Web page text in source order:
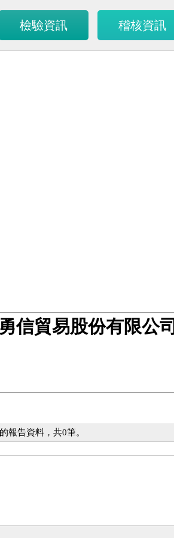
檢驗資訊 稽核資訊
勇信貿易股份有限公司
報告資料，共0筆。